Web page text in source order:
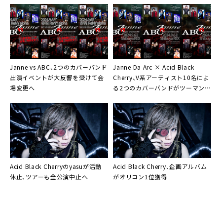
Janne vs ABC、2つのカバーバンド
出演イベントが大反響を受けて会
場変更へ
Janne Da Arc × Acid Black
Cherry、V系アーティスト10名によ
る2つのカバーバンドがツーマン対
Acid Black Cherryのyasuが活動
休止、ツアーも全公演中止へ
Acid Black Cherry、企画アルバム
がオリコン1位獲得